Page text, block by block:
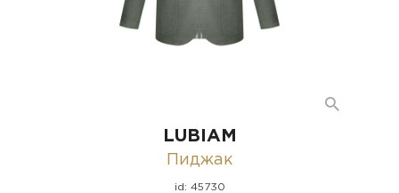
LUBIAM
Пиджак
id: 45730